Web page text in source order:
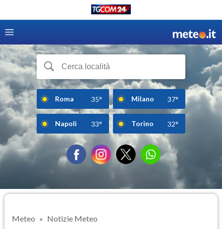
Roma 35° Milano 37°
Napoli 33° Torino 32°
Meteo Notizie Meteo